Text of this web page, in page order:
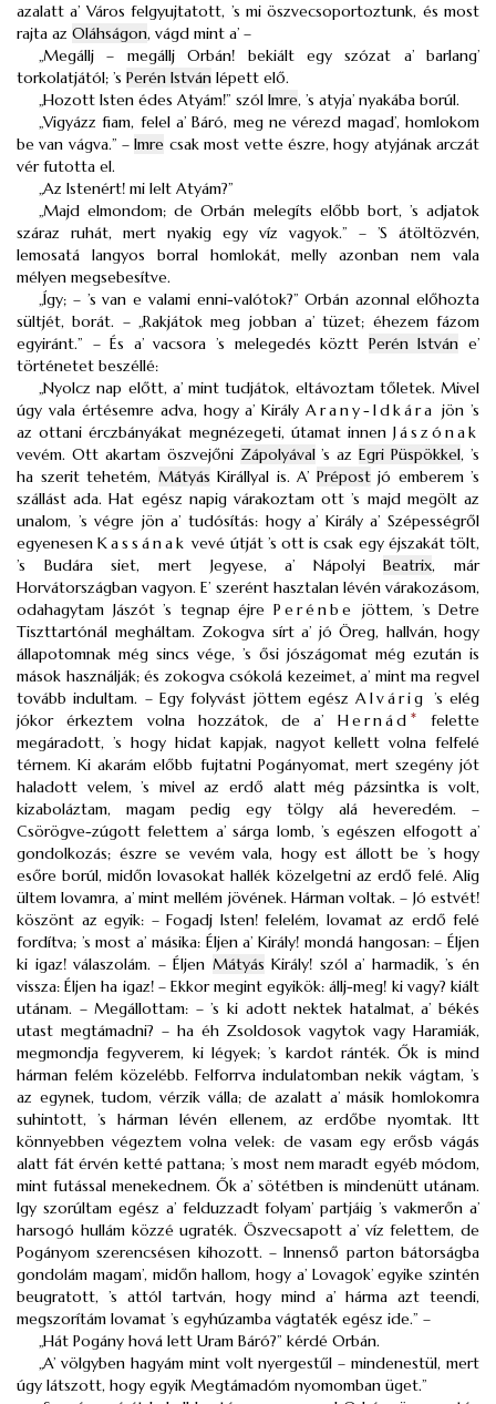
azalatt a’ Város felgyujtatott, ’s mi öszvecsoportoztunk, és most
rajta az Oláhságon, vágd mint a’ –
„Megállj – megállj Orbán! bekiált egy szózat a’ barlang’
torkolatjától; ’s Perén István lépett elő.
„Hozott Isten édes Atyám!” szól Imre, ’s atyja’ nyakába borúl.
„Vigyázz fiam, felel a’ Báró, meg ne vérezd magad’, homlokom
be van vágva.” –Imre csak most vette észre, hogy atyjának arczát
vér futotta el.
„Az Istenért! mi lelt Atyám?”
„Majd elmondom; de Orbán melegíts előbb bort, ’s adjatok
száraz ruhát, mert nyakig egy víz vagyok.” – ’S átöltözvén,
lemosatá langyos borral homlokát, melly azonban nem vala
mélyen megsebesítve.
„Így; – ’s van e valami enni-valótok?” Orbán azonnal előhozta
sültjét, borát. – „Rakjátok meg jobban a’ tüzet; éhezem fázom
egyiránt.” – És a’ vacsora ’s melegedés köztt Perén István e’
történetet beszéllé:
„Nyolcz nap előtt, a’ mint tudjátok, eltávoztam tőletek. Mivel
úgy vala értésemre adva, hogy a’ KirályArany-Idkára jön ’s
az ottani érczbányákat megnézegeti, útamat innen Jászónak
vevém. Ott akartam öszvejőni Zápolyával’s azEgri Püspökkel, ’s
ha szerit tehetém, Mátyás Királlyal is. A’ Prépostjó emberem ’s
szállást ada. Hat egész napig várakoztam ott ’s majd megölt az
unalom, ’s végre jön a’ tudósítás: hogy a’ Király a’ Szépességről
egyenesenKassának vevé útját ’s ott is csak egy éjszakát tölt,
’s Budára siet, mert Jegyese, a’ NápolyiBeatrix, már
Horvátországban vagyon. E’ szerént hasztalan lévén várakozásom,
odahagytam Jászót ’s tegnap éjre Perénbe jöttem, ’s Detre
Tiszttartónál megháltam. Zokogva sírt a’ jó Öreg, hallván, hogy
állapotomnak még sincs vége, ’s ősi jószágomat még ezután is
mások használják; és zokogva csókolá kezeimet, a’ mint ma regvel
tovább indultam. – Egy folyvást jöttem egészAlvárig ’s elég
jókor érkeztem volna hozzátok, de a’ Hernád *
felette
megáradott, ’s hogy hidat kapjak, nagyot kellett volna felfelé
térnem. Ki akarám előbb fujtatni Pogányomat, mert szegény jót
haladott velem, ’s mivel az erdő alatt még pázsintka is volt,
kizaboláztam, magam pedig egy tölgy alá heveredém. –
Csörögve-zúgott felettem a’ sárga lomb, ’s egészen elfogott a’
gondolkozás; észre se vevém vala, hogy est állott be ’s hogy
esőre borúl, midőn lovasokat hallék közelgetni az erdő felé. Alig
ültem lovamra, a’ mint mellém jövének. Hárman voltak. – Jó estvét!
köszönt az egyik: – Fogadj Isten! felelém, lovamat az erdő felé
fordítva; ’s most a’ másika: Éljen a’ Király! mondá hangosan: – Éljen
ki igaz! válaszolám. – Éljen Mátyás Király! szól a’ harmadik, ’s én
vissza: Éljen ha igaz! – Ekkor megint egyikök: állj-meg! ki vagy? kiált
utánam. – Megállottam: – ’s ki adott nektek hatalmat, a’ békés
utast megtámadni? – ha éh Zsoldosok vagytok vagy Haramiák,
megmondja fegyverem, ki légyek; ’s kardot ránték. Ők is mind
hárman felém közelébb. Felforrva indulatomban nekik vágtam, ’s
az egynek, tudom, vérzik válla; de azalatt a’ másik homlokomra
suhintott, ’s hárman lévén ellenem, az erdőbe nyomtak. Itt
könnyebben végeztem volna velek: de vasam egy erősb vágás
alatt fát érvén ketté pattana; ’s most nem maradt egyéb módom,
mint futással menekednem. Ők a’ sötétben is mindenütt utánam.
Igy szorúltam egész a’ felduzzadt folyam’ partjáig ’s vakmerőn a’
harsogó hullám közzé ugraték. Öszvecsapott a’ víz felettem, de
Pogányom szerencsésen kihozott. – Innenső parton bátorságba
gondolám magam’, midőn hallom, hogy a’ Lovagok’ egyike szintén
beugratott, ’s attól tartván, hogy mind a’ hárma azt teendi,
megszorítám lovamat ’s egyhúzamba vágtaték egész ide.” –
„Hát Pogány hová lett Uram Báró?” kérdé Orbán.
„A’ völgyben hagyám mint volt nyergestűl – mindenestül, mert
úgy látszott, hogy egyik Megtámadóm nyomomban üget.”